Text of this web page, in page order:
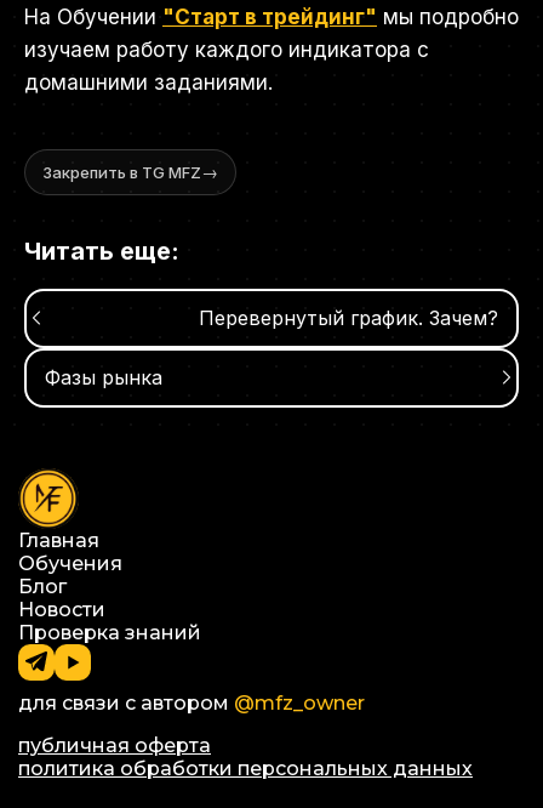
На Обучении "Старт в трейдинг" мы подробно
изучаем работу каждого индикатора с
домашними заданиями.
Закрепить в TG MFZ→
Читать еще:
Перевернутый график. Зачем?
Фазы рынка
Главная
Обучения
Блог
Новости
Проверка знаний
для связи с автором @mfz_owner
публичная оферта
политика обработки персональных данных